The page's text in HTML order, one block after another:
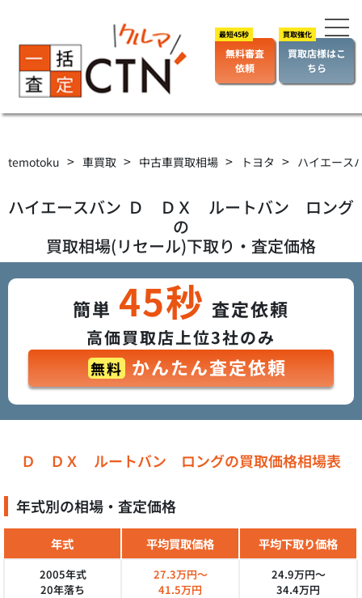
無料審査
依頼
買取店様はこ
ちら
temotoku > 車買取 > 中古車買取相場 > トヨタ > ハイエース
ハイエースバン Ｄ ＤＸ ルートバン ロング
の
買取相場(リセール)下取り・査定価格
簡単 45秒 査定依頼
高価買取店上位3社のみ
無料 かんたん査定依頼
Ｄ ＤＸ ルートバン ロングの買取価格相場表
年式別の相場・査定価格
年式 平均買取価格 平均下取り価格
2005年式
20年落ち
27.3万円～
41.5万円
24.9万円～
34.4万円